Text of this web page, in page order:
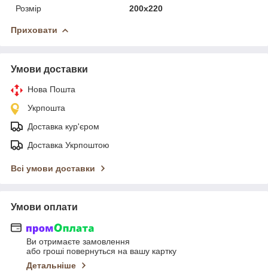
Розмір
200x220
Приховати
Умови доставки
Нова Пошта
Укрпошта
Доставка кур'єром
Доставка Укрпоштою
Всі умови доставки
Умови оплати
Ви отримаєте замовлення
або гроші повернуться на вашу картку
Детальніше